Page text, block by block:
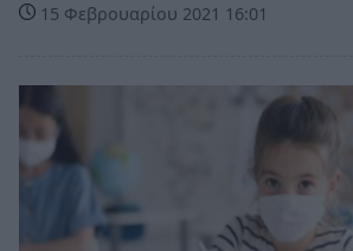
15 Φεβρουαρίου 2021 16:01